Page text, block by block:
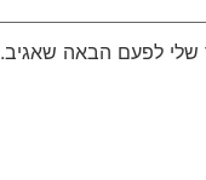
שלי לפעם הבאה שאגיב.